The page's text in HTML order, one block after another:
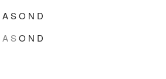
ASO N D
A S O N D